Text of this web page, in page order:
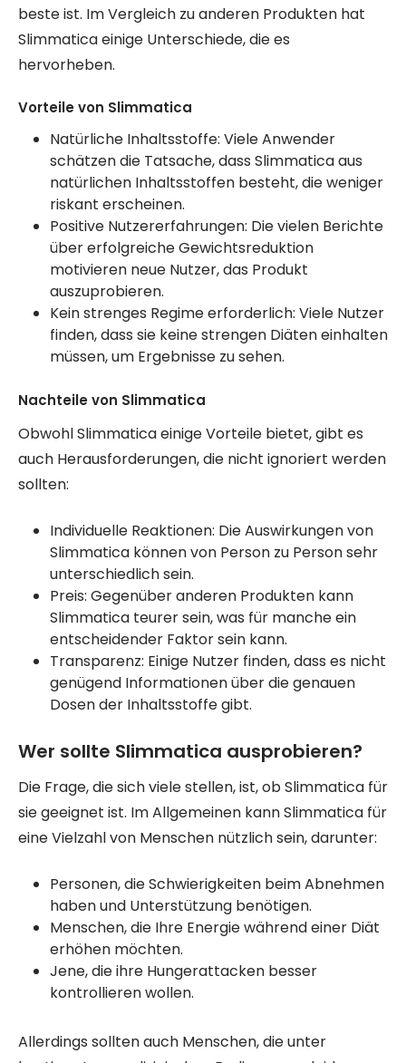
beste ist. Im Vergleich zu anderen Produkten hat
Slimmatica einige Unterschiede, die es
hervorheben.
Vorteile von Slimmatica
Natürliche Inhaltsstoffe: Viele Anwender
schätzen die Tatsache, dass Slimmatica aus
natürlichen Inhaltsstoffen besteht, die weniger
riskant erscheinen.
Positive Nutzererfahrungen: Die vielen Berichte
über erfolgreiche Gewichtsreduktion
motivieren neue Nutzer, das Produkt
auszuprobieren.
Kein strenges Regime erforderlich: Viele Nutzer
finden, dass sie keine strengen Diäten einhalten
müssen, um Ergebnisse zu sehen.
Nachteile von Slimmatica
Obwohl Slimmatica einige Vorteile bietet, gibt es
auch Herausforderungen, die nicht ignoriert werden
sollten:
Individuelle Reaktionen: Die Auswirkungen von
Slimmatica können von Person zu Person sehr
unterschiedlich sein.
Preis: Gegenüber anderen Produkten kann
Slimmatica teurer sein, was für manche ein
entscheidender Faktor sein kann.
Transparenz: Einige Nutzer finden, dass es nicht
genügend Informationen über die genauen
Dosen der Inhaltsstoffe gibt.
Wer sollte Slimmatica ausprobieren?
Die Frage, die sich viele stellen, ist, ob Slimmatica für
sie geeignet ist. Im Allgemeinen kann Slimmatica für
eine Vielzahl von Menschen nützlich sein, darunter:
Personen, die Schwierigkeiten beim Abnehmen
haben und Unterstützung benötigen.
Menschen, die Ihre Energie während einer Diät
erhöhen möchten.
Jene, die ihre Hungerattacken besser
kontrollieren wollen.
Allerdings sollten auch Menschen, die unter